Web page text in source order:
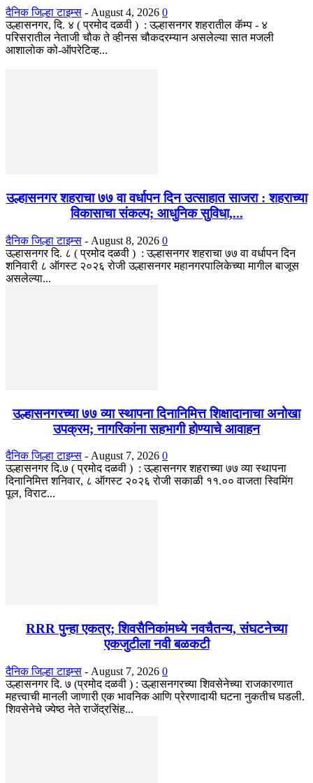
दैनिक जिल्हा टाइम्स - August 4, 2026 0
उल्हासनगर, दि. ४ ( प्रमोद दळवी ) : उल्हासनगर शहरातील कॅम्प - ४
परिसरातील नेताजी चौक ते व्हीनस चौकदरम्यान असलेल्या सात मजली
आशालोक को-ऑपरेटिव्ह...
उल्हासनगर शहराचा ७७ वा वर्धापन दिन उत्साहात साजरा : शहराच्या
विकासाचा संकल्प; आधुनिक सुविधा,...
दैनिक जिल्हा टाइम्स - August 8, 2026 0
उल्हासनगर दि. ८ ( प्रमोद दळवी ) : उल्हासनगर शहराचा ७७ वा वर्धापन दिन
शनिवारी ८ ऑगस्ट २०२६ रोजी उल्हासनगर महानगरपालिकेच्या मागील बाजूस
असलेल्या...
उल्हासनगरच्या ७७ व्या स्थापना दिनानिमित्त शिक्षादानाचा अनोखा
उपक्रम; नागरिकांना सहभागी होण्याचे आवाहन
दैनिक जिल्हा टाइम्स - August 7, 2026 0
उल्हासनगर दि.७ ( प्रमोद दळवी ) : उल्हासनगर शहराच्या ७७ व्या स्थापना
दिनानिमित्त शनिवार, ८ ऑगस्ट २०२६ रोजी सकाळी ११.०० वाजता स्विमिंग
पूल, विराट...
RRR पुन्हा एकत्र; शिवसैनिकांमध्ये नवचैतन्य, संघटनेच्या
एकजुटीला नवी बळकटी
दैनिक जिल्हा टाइम्स - August 7, 2026 0
उल्हासनगर दि. ७ (प्रमोद दळवी ) : उल्हासनगरच्या शिवसेनेच्या राजकारणात
महत्त्वाची मानली जाणारी एक भावनिक आणि प्रेरणादायी घटना नुकतीच घडली.
शिवसेनेचे ज्येष्ठ नेते राजेंद्रसिंह...